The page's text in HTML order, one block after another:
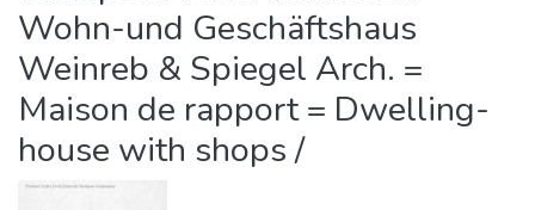
About us
Wohn-und Geschäftshaus
Weinreb & Spiegel Arch. =
Maison de rapport = Dwelling-
house with shops /